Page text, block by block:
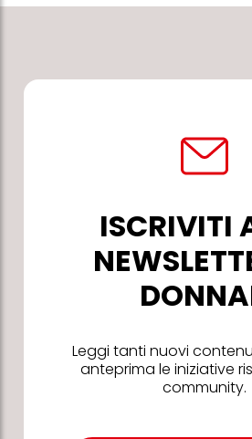
ISCRIVITI
Leggi tanti nuovi
anteprima le iniziative
community.